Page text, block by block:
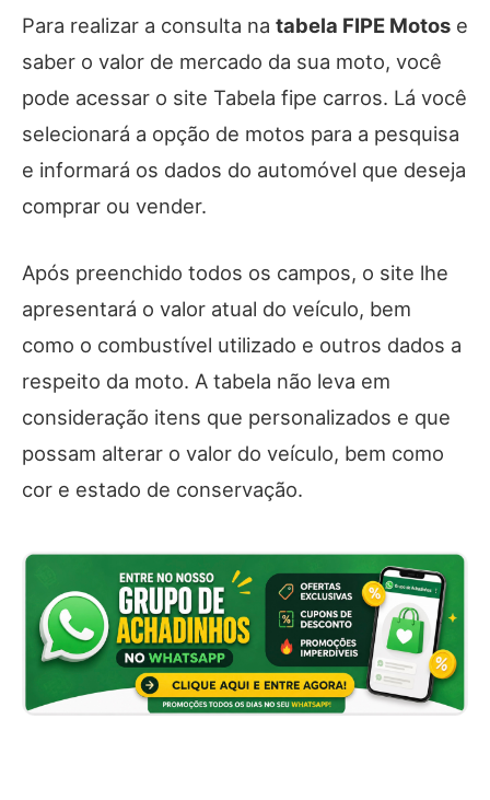
Para realizar a consulta na tabela FIPE Motos e
saber o valor de mercado da sua moto, você
pode acessar o site Tabela fipe carros. Lá você
selecionará a opção de motos para a pesquisa
e informará os dados do automóvel que deseja
comprar ou vender.
Após preenchido todos os campos, o site lhe
apresentará o valor atual do veículo, bem
como o combustível utilizado e outros dados a
respeito da moto. A tabela não leva em
consideração itens que personalizados e que
possam alterar o valor do veículo, bem como
cor e estado de conservação.